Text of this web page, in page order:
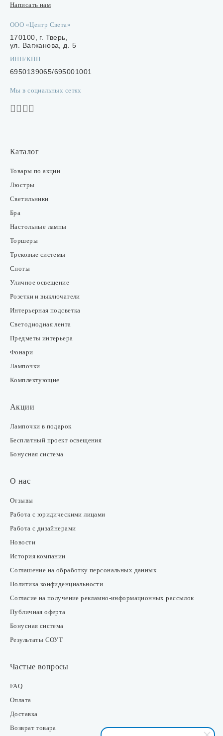
Написать нам
ООО «Центр Света»
170100, г. Тверь,
ул. Вагжанова, д. 5
ИНН/КПП
6950139065/695001001
Мы в социальных сетях
Каталог
Товары по акции
Люстры
Светильники
Бра
Настольные лампы
Торшеры
Трековые системы
Споты
Уличное освещение
Розетки и выключатели
Интерьерная подсветка
Светодиодная лента
Предметы интерьера
Фонари
Лампочки
Комплектующие
Акции
Лампочки в подарок
Бесплатный проект освещения
Бонусная система
О нас
Отзывы
Работа с юридическими лицами
Работа с дизайнерами
Новости
История компании
Соглашение на обработку персональных данных
Политика конфиденциальности
Согласие на получение рекламно-информационных рассылок
Публичная оферта
Бонусная система
Результаты СОУТ
Частые вопросы
FAQ
Оплата
Доставка
Возврат товара